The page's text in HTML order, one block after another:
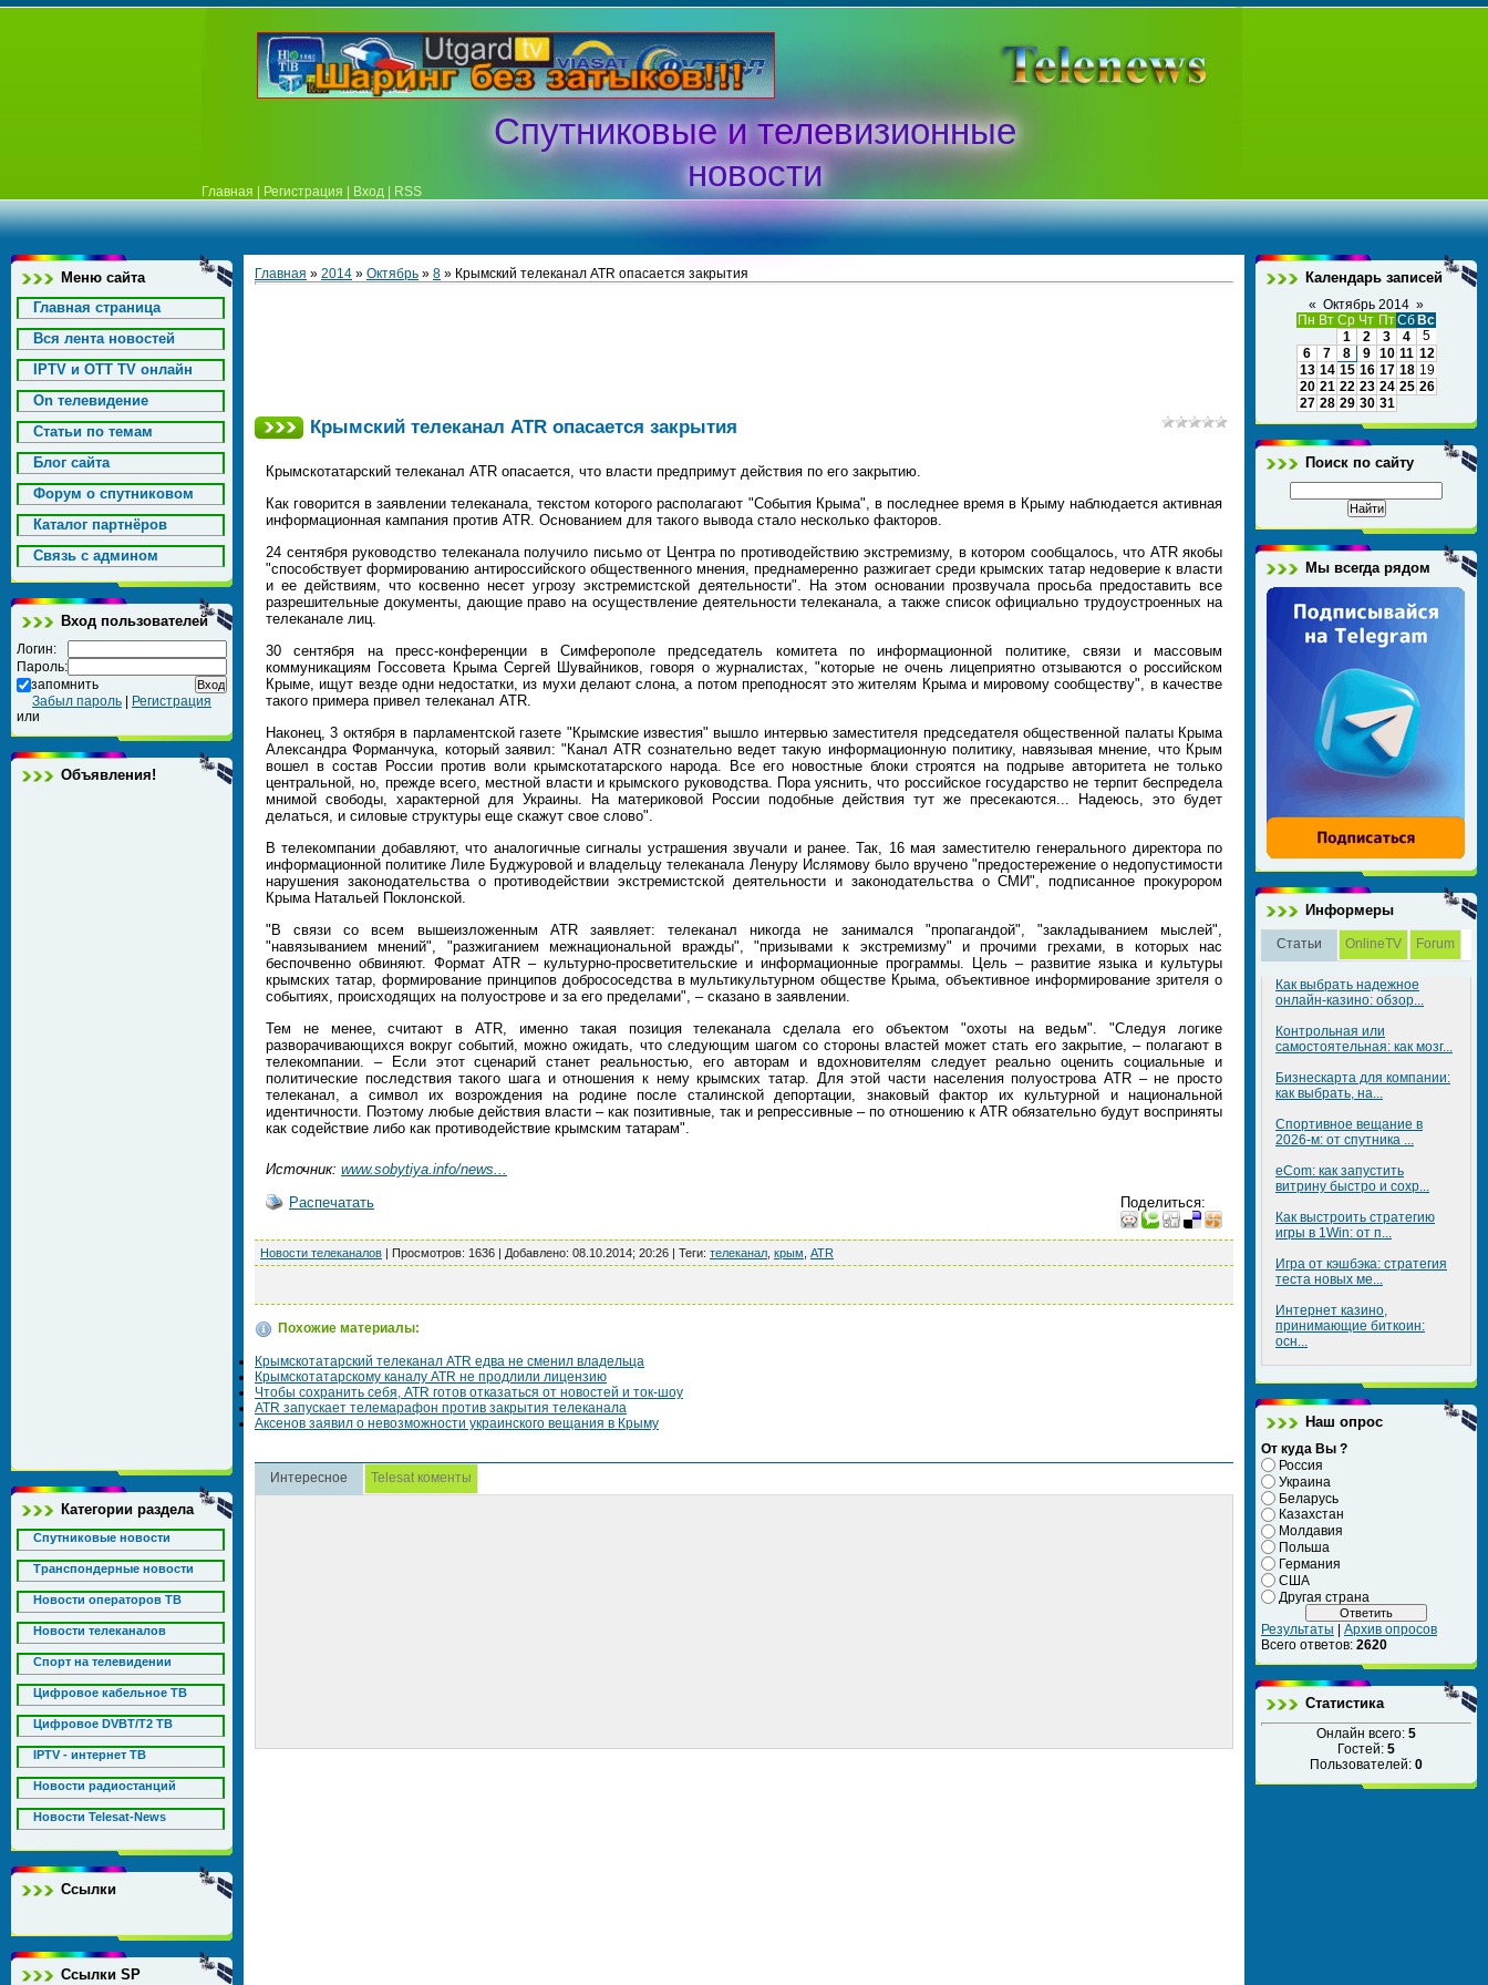
Спутниковые и телевизионные
новости
Главная Регистрация Вход RSS
Меню сайта
Главная страница
Вся лента новостей
IPTV и OTT TV онлайн
On телевидение
Статьи по темам
Блог сайта
Форум о спутниковом
Каталог партнёров
Cвязь с админом
Вход пользователей
Логин:
Пароль:
запомнить
Забыл пароль
Регистрация
или
Объявления!
Категории раздела
Спутниковые новости
Транспондерные новости
Новости операторов ТВ
Новости телеканалов
Спорт на телевидении
Цифровое кабельное ТВ
Цифровое DVBT/T2 ТВ
IPTV - интернет ТВ
Новости радиостанций
Новости Telesat-News
Ссылки
Ссылки SP
Главная » 2014 » Октябрь » 8 » Крымский телеканал ATR опасается закрытия
Крымский телеканал ATR опасается закрытия
Крымскотатарский телеканал АТR опасается, что власти предпримут действия по его закрытию.
Как говорится в заявлении телеканала, текстом которого располагают "События Крыма", в последнее время в Крыму наблюдается активная
информационная кампания против ATR. Основанием для такого вывода стало несколько факторов.
24 сентября руководство телеканала получило письмо от Центра по противодействию экстремизму, в котором сообщалось, что ATR якобы
"способствует формированию антироссийского общественного мнения, преднамеренно разжигает среди крымских татар недоверие к власти
и ее действиям, что косвенно несет угрозу экстремистской деятельности". На этом основании прозвучала просьба предоставить все
разрешительные документы, дающие право на осуществление деятельности телеканала, а также список официально трудоустроенных на
телеканале лиц.
30 сентября на пресс-конференции в Симферополе председатель комитета по информационной политике, связи и массовым
коммуникациям Госсовета Крыма Сергей Шувайников, говоря о журналистах, "которые не очень лицеприятно отзываются о российском
Крыме, ищут везде одни недостатки, из мухи делают слона, а потом преподносят это жителям Крыма и мировому сообществу", в качестве
такого примера привел телеканал ATR.
Наконец, 3 октября в парламентской газете "Крымские известия" вышло интервью заместителя председателя общественной палаты Крыма
Александра Форманчука, который заявил: "Канал ATR сознательно ведет такую информационную политику, навязывая мнение, что Крым
вошел в состав России против воли крымскотатарского народа. Все его новостные блоки строятся на подрыве авторитета не только
центральной, но, прежде всего, местной власти и крымского руководства. Пора уяснить, что российское государство не терпит беспредела
мнимой свободы, характерной для Украины. На материковой России подобные действия тут же пресекаются... Надеюсь, это будет
делаться, и силовые структуры еще скажут свое слово".
В телекомпании добавляют, что аналогичные сигналы устрашения звучали и ранее. Так, 16 мая заместителю генерального директора по
информационной политике Лиле Буджуровой и владельцу телеканала Ленуру Ислямову было вручено "предостережение о недопустимости
нарушения законодательства о противодействии экстремистской деятельности и законодательства о СМИ", подписанное прокурором
Крыма Натальей Поклонской.
"В связи со всем вышеизложенным ATR заявляет: телеканал никогда не занимался "пропагандой", "закладыванием мыслей",
"навязыванием мнений", "разжиганием межнациональной вражды", "призывами к экстремизму" и прочими грехами, в которых нас
беспочвенно обвиняют. Формат ATR – культурно-просветительские и информационные программы. Цель – развитие языка и культуры
крымских татар, формирование принципов добрососедства в мультикультурном обществе Крыма, объективное информирование зрителя о
событиях, происходящих на полуострове и за его пределами", – сказано в заявлении.
Тем не менее, считают в ATR, именно такая позиция телеканала сделала его объектом "охоты на ведьм". "Следуя логике
разворачивающихся вокруг событий, можно ожидать, что следующим шагом со стороны властей может стать его закрытие, – полагают в
телекомпании. – Если этот сценарий станет реальностью, его авторам и вдохновителям следует реально оценить социальные и
политические последствия такого шага и отношения к нему крымских татар. Для этой части населения полуострова ATR – не просто
телеканал, а символ их возрождения на родине после сталинской депортации, знаковый фактор их культурной и национальной
идентичности. Поэтому любые действия власти – как позитивные, так и репрессивные – по отношению к ATR обязательно будут восприняты
как содействие либо как противодействие крымским татарам".
Источник: www.sobytiya.info/news...
Распечатать
Поделиться:
Новости телеканалов | Просмотров: 1636 | Добавлено: 08.10.2014; 20:26 | Теги: телеканал крым ATR
Похожие материалы:
Крымскотатарский телеканал ATR едва не сменил владельца
Крымскотатарскому каналу ATR не продлили лицензию
Чтобы сохранить себя, ATR готов отказаться от новостей и ток-шоу
ATR запускает телемарафон против закрытия телеканала
Аксенов заявил о невозможности украинского вещания в Крыму
Интересное Telesat коменты
Календарь записей
« Октябрь 2014 »
Пн Вт Ср Чт ПтСб Вс
1
2 3 4
5
6
7 8 9 10 11 12
13 14 15 16 17 18 19
20 21 22 23 24 25 26
27 28 29 30 31
Поиск по сайту
Мы всегда рядом
Информеры
Статьи OnlineTV Forum
Как выбрать надежное
онлайн-казино: обзор...
Контрольная или
самостоятельная: как мозг...
Бизнескарта для компании:
как выбрать, на...
Спортивное вещание в
2026-м: от спутника ...
eCom: как запустить
витрину быстро и сохр...
Как выстроить стратегию
игры в 1Win: от п...
Игра от кэшбэка: стратегия
теста новых ме...
Интернет казино,
принимающие биткоин:
осн...
Наш опрос
От куда Вы ?
Россия
Украина
Беларусь
Казахстан
Молдавия
Польша
Германия
США
Другая страна
Результаты
Архив опросов
Всего ответов: 2620
Статистика
Онлайн всего: 5
Гостей: 5
Пользователей: 0